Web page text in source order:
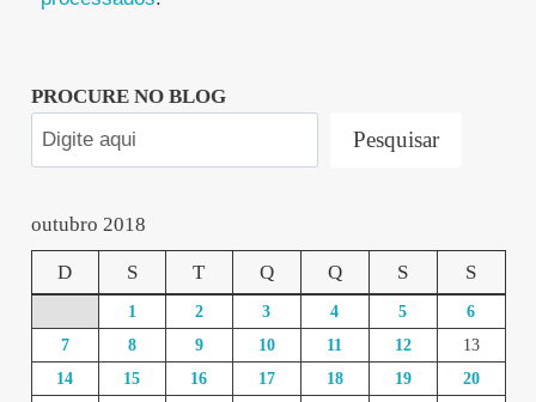
PROCURE NO BLOG
Pesquisar
outubro 2018
D S T Q Q S S
1 2 3 4 5
6
7
8 9 10 11 12
13
14
15 16 17 18 19
20